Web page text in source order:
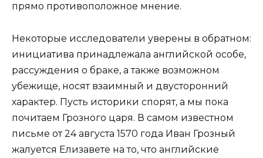
прямо противоположное мнение.
Некоторые исследователи уверены в обратном:
инициатива принадлежала английской особе,
рассуждения о браке, а также возможном
убежище, носят взаимный и двусторонний
характер. Пусть историки спорят, а мы пока
почитаем Грозного царя. В самом известном
письме от 24 августа 1570 года Иван Грозный
жалуется Елизавете на то, что английские